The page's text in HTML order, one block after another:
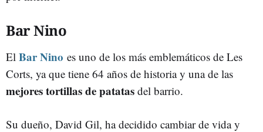
Bar Nino
El Bar Nino es uno de los más emblemáticos de Les
Corts, ya que tiene 64 años de historia y una de las
mejores tortillas de patatas del barrio.
Su dueño, David Gil, ha decidido cambiar de vida y